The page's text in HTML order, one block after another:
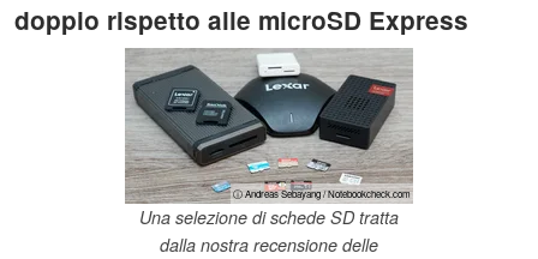
doppio rispetto alle microSD Express
ⓘ Andreas Sebayang / Notebookcheck.com
Una selezione di schede SD tratta
dalla nostra recensione delle